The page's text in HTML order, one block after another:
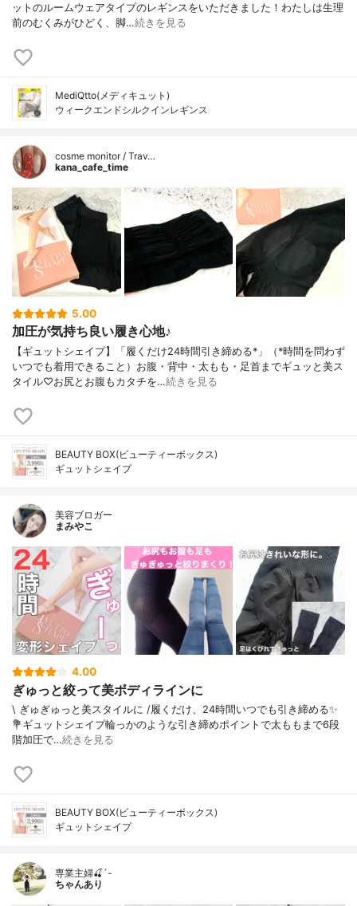
ットのルームウェアタイプのレギンスをいただきました！わたしは生理
前のむくみがひどく、脚…続きを見る
MediQtto(メディキュット)
ウィークエンドシルクインレギンス
cosme monitor / Trav…
kana_cafe_time
5.00
加圧が気持ち良い履き心地♪
【ギュットシェイプ】「履くだけ24時間引き締める*」（*時間を問わず
いつでも着用できること）お腹・背中・太もも・足首までギュッと美ス
タイル♡お尻とお腹もカタチを…続きを見る
BEAUTY BOX(ビューティーボックス)
ギュットシェイプ
美容ブロガー
まみやこ
4.00
ぎゅっと絞って美ボディラインに
\ ぎゅぎゅっと美スタイルに /⁡⁡履くだけ、24時間いつでも引き締める✨⁡⁡⁡
💐ギュットシェイプ⁡⁡⁡輪っかのような引き締めポイントで太ももまで6段
階加圧で…続きを見る
BEAUTY BOX(ビューティーボックス)
ギュットシェイプ
専業主婦🍒´-
ちゃんあり